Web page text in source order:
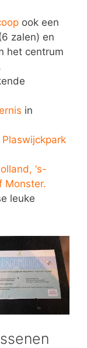
ook een
zalen) en
het centrum
in
‘s-
Monster.
leuke